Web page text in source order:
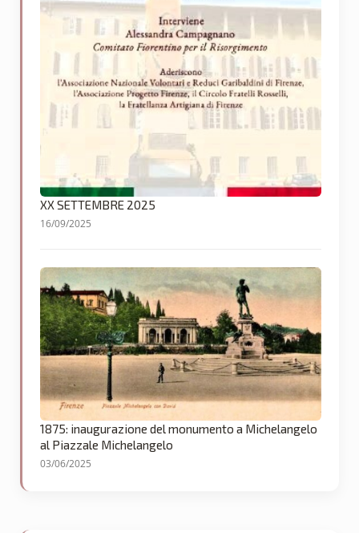
XX SETTEMBRE 2025
16/09/2025
1875: inaugurazione del monumento a Michelangelo
al Piazzale Michelangelo
03/06/2025